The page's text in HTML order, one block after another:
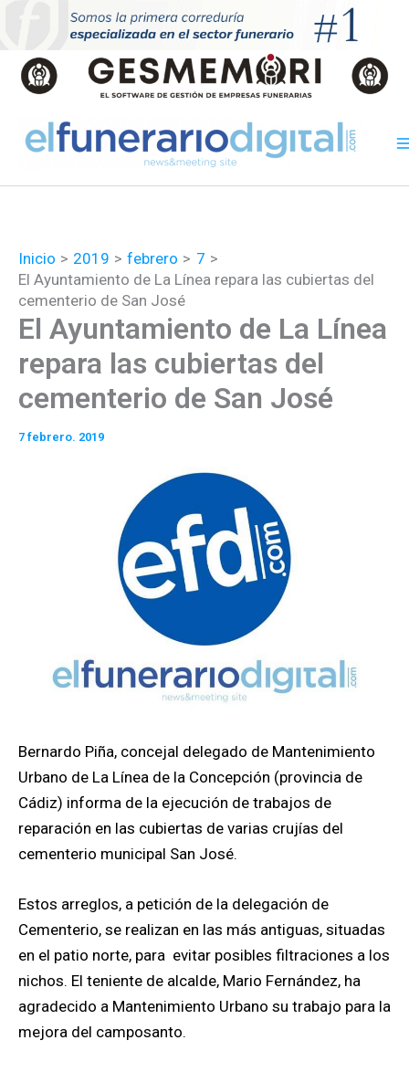
contenido
Inicio 2019 febrero
7
El Ayuntamiento de La Línea repara las cubiertas del
cementerio de San José
El Ayuntamiento de La Línea
repara las cubiertas del
cementerio de San José
7 febrero. 2019
Bernardo Piña, concejal delegado de Mantenimiento
Urbano de La Línea de la Concepción (provincia de
Cádiz) informa de la ejecución de trabajos de
reparación en las cubiertas de varias crujías del
cementerio municipal San José.
Estos arreglos, a petición de la delegación de
Cementerio, se realizan en las más antiguas, situadas
en el patio norte, para evitar posibles filtraciones a los
nichos. El teniente de alcalde, Mario Fernández, ha
agradecido a Mantenimiento Urbano su trabajo para la
mejora del camposanto.